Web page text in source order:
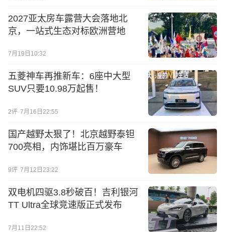
2027亚太房车露营大会落地北
京，一站式生态对标欧洲营地
7月19日10:32
五菱神车再推新车：6座中大型
SUV只要10.98万起售！
2评 7月16日22:55
国产越野太狠了！北京越野泰钽
700亮相，内饰堪比百万豪车
9评 7月12日23:22
双电机四驱3.8秒破百！吉利银河
TT Ultra全球竞速版正式发布
7月11日22:52